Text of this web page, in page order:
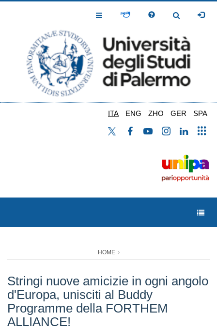
Toggle
Toggle
ITA ENG ZHO GER SPA
HOME
Stringi nuove amicizie in ogni angolo
d'Europa, unisciti al Buddy
Programme della FORTHEM
ALLIANCE!